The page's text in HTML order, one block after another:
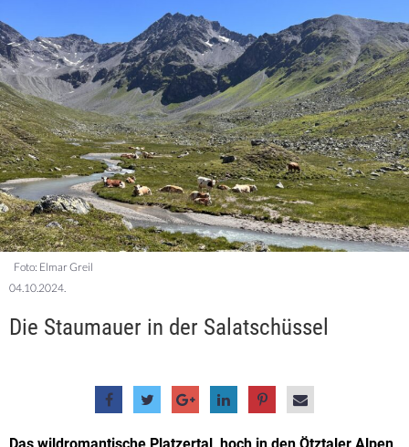
Foto: Elmar Greil
04.10.2024.
Die Staumauer in der Salatschüssel